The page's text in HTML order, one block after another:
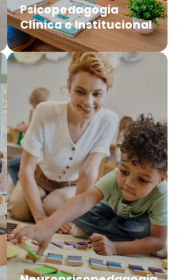
Psicopedagogia
Clínica e Institucional